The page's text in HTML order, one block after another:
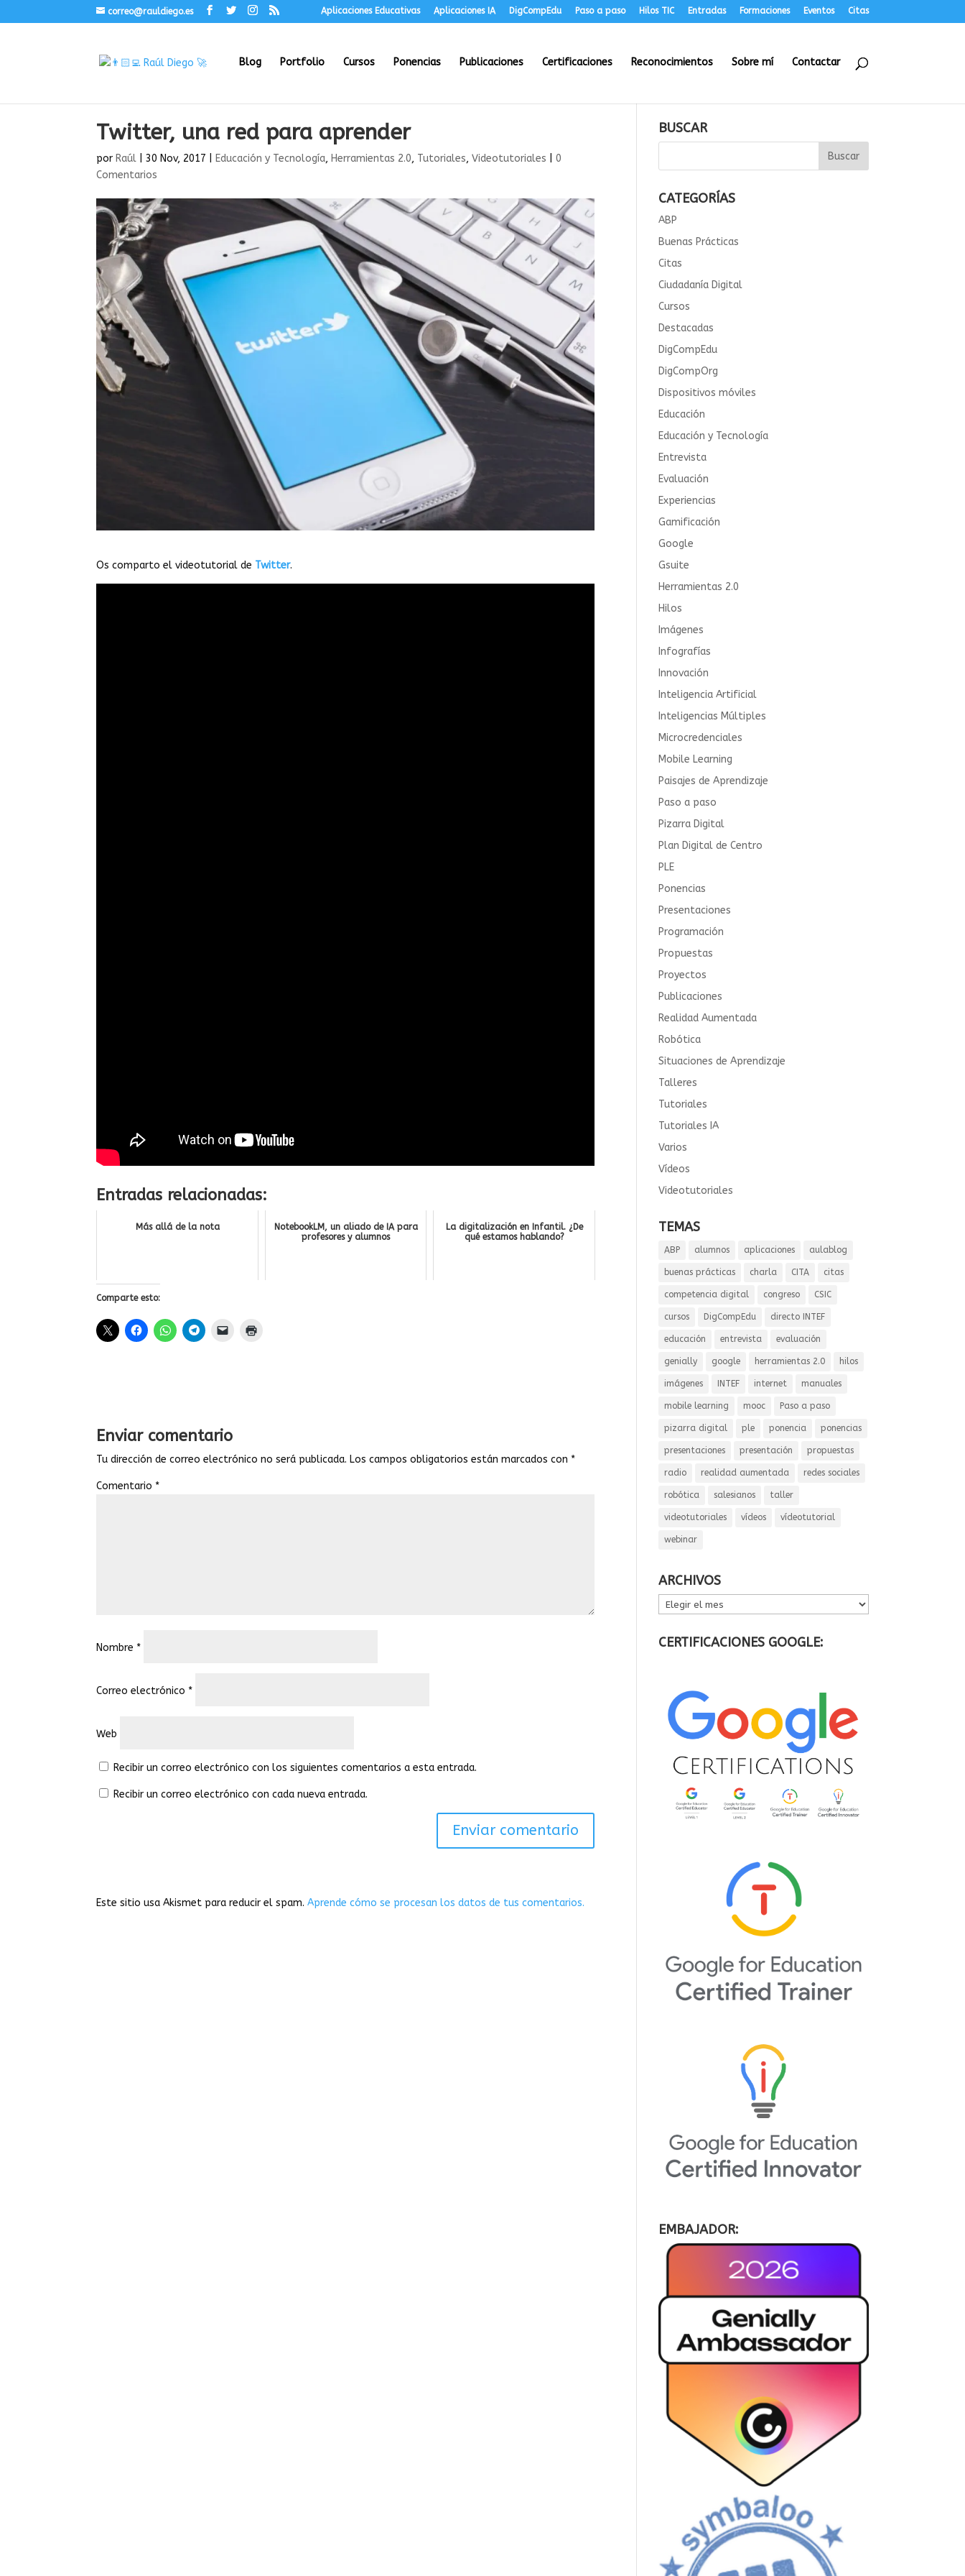
correo@rauldiego.es Aplicaciones Educativas Aplicaciones IA DigCompEdu Paso a paso Hilos TIC Entradas Formaciones Eventos Citas
Blog Portfolio Cursos Ponencias Publicaciones Certificaciones Reconocimientos Sobre mí Contactar
Twitter, una red para aprender
por Raúl |30 Nov, 2017 Educación y Tecnología, Herramientas 2.0, Tutoriales,Videotutoriales |0
Comentarios
Os comparto el videotutorial de Twitter.
Entradas relacionadas:
Más allá de la nota
NotebookLM, un aliado de IA para
profesores y alumnos
La digitalización en Infantil. ¿De
qué estamos hablando?
Comparte esto:
Enviar comentario
Tu dirección de correo electrónico no será publicada. Los campos obligatorios están marcados con *
Comentario *
Nombre *
Correo electrónico *
Web
Recibir un correo electrónico con los siguientes comentarios a esta entrada.
Recibir un correo electrónico con cada nueva entrada.
Este sitio usa Akismet para reducir el spam.Aprende cómo se procesan los datos de tus comentarios.
BUSCAR
CATEGORÍAS
ABP
Buenas Prácticas
Citas
Ciudadanía Digital
Cursos
Destacadas
DigCompEdu
DigCompOrg
Dispositivos móviles
Educación
Educación y Tecnología
Entrevista
Evaluación
Experiencias
Gamificación
Google
Gsuite
Herramientas 2.0
Hilos
Imágenes
Infografías
Innovación
Inteligencia Artificial
Inteligencias Múltiples
Microcredenciales
Mobile Learning
Paisajes de Aprendizaje
Paso a paso
Pizarra Digital
Plan Digital de Centro
PLE
Ponencias
Presentaciones
Programación
Propuestas
Proyectos
Publicaciones
Realidad Aumentada
Robótica
Situaciones de Aprendizaje
Talleres
Tutoriales
Tutoriales IA
Varios
Vídeos
Videotutoriales
TEMAS
ABP alumnos aplicaciones aulablog
buenas prácticas charla CITA citas
competencia digital congreso CSIC
cursos DigCompEdu directo INTEF
educación entrevista evaluación
genially google herramientas 2.0 hilos
imágenes INTEF internet manuales
mobile learning mooc Paso a paso
pizarra digital ple ponencia ponencias
presentaciones presentación propuestas
radio realidad aumentada redes sociales
robótica salesianos taller
videotutoriales vídeos vídeotutorial
webinar
ARCHIVOS
ARCHIVOS
CERTIFICACIONES GOOGLE:
EMBAJADOR: